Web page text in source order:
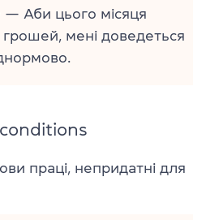
— Аби цього місяця
мені доведеться
праці, непридатні для